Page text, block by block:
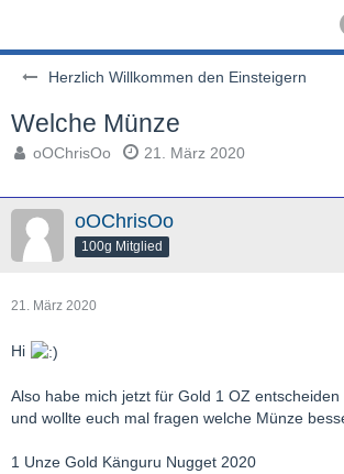
Herzlich Willkommen den Einsteigern
Welche Münze
oOChrisOo 21. März 2020
oOChrisOo
100g Mitglied
21. März 2020
Hi
Also habe mich jetzt für Gold 1 OZ entscheiden
und wollte euch mal fragen welche Münze
1 Unze Gold Känguru Nugget 2020